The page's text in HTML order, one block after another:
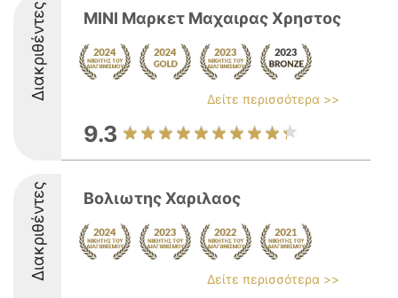
Διακριθέντες ΜΙΝΙ Μαρκετ Μαχαιρας Χρηστος
Δείτε περισσότερα >>
9.3
Διακριθέντες Βολιωτης Χαριλαος
Δείτε περισσότερα >>